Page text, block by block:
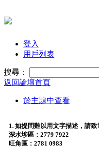
登入
用戶列表
搜尋：
返回論壇首頁
於主題中查看
1. 如提問難以用文字描述，請
深水埗區：2779 7922
旺角區：2781 0983